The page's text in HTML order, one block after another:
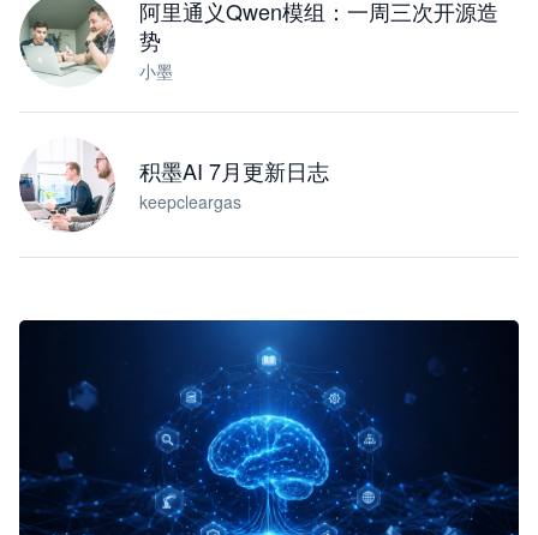
阿里通义Qwen模组：一周三次开源造
势
小墨
积墨AI 7月更新日志
keepcleargas